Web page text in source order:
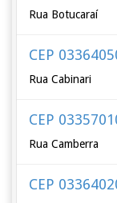
Rua Botucaraí
CEP
Rua Cabinari
CEP
Rua Camberra
CEP